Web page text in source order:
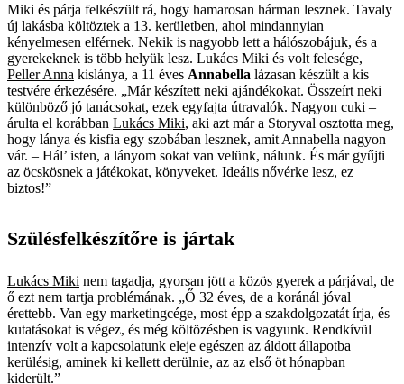
Miki és párja felkészült rá, hogy hamarosan hárman lesznek. Tavaly
új lakásba költöztek a 13. kerületben, ahol mindannyian
kényelmesen elférnek. Nekik is nagyobb lett a hálószobájuk, és a
gyerekeknek is több helyük lesz. Lukács Miki és volt felesége,
Peller Anna kislánya, a 11 éves Annabella lázasan készült a kis
testvére érkezésére. „Már készített neki ajándékokat. Összeírt neki
különböző jó tanácsokat, ezek egyfajta útravalók. Nagyon cuki –
árulta el korábban Lukács Miki, aki azt már a Storyval osztotta meg,
hogy lánya és kisfia egy szobában lesznek, amit Annabella nagyon
vár. – Hál’ isten, a lányom sokat van velünk, nálunk. És már gyűjti
az öcskösnek a játékokat, könyveket. Ideális nővérke lesz, ez
biztos!”
Szülésfelkészítőre is jártak
Lukács Miki nem tagadja, gyorsan jött a közös gyerek a párjával, de
ő ezt nem tartja problémának. „Ő 32 éves, de a koránál jóval
érettebb. Van egy marketingcége, most épp a szakdolgozatát írja, és
kutatásokat is végez, és még költözésben is vagyunk. Rendkívül
intenzív volt a kapcsolatunk eleje egészen az áldott állapotba
kerülésig, aminek ki kellett derülnie, az az első öt hónapban
kiderült.”